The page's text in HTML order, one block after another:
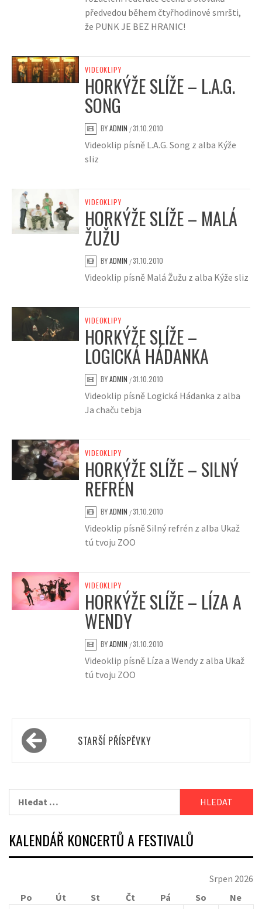
předvedou během čtyřhodinové smršti,
že PUNK JE BEZ HRANIC!
VIDEOKLIPY
HORKÝŽE SLÍŽE – L.A.G.
SONG
BYADMIN /31.10.2010
Videoklip písně L.A.G. Song z alba Kýže
sliz
VIDEOKLIPY
HORKÝŽE SLÍŽE – MALÁ
ŽUŽU
BYADMIN /31.10.2010
Videoklip písně Malá Žužu z alba Kýže sliz
VIDEOKLIPY
HORKÝŽE SLÍŽE –
LOGICKÁ HÁDANKA
BYADMIN /31.10.2010
Videoklip písně Logická Hádanka z alba
Ja chaču tebja
VIDEOKLIPY
HORKÝŽE SLÍŽE – SILNÝ
REFRÉN
BYADMIN /31.10.2010
Videoklip písně Silný refrén z alba Ukaž
tú tvoju ZOO
VIDEOKLIPY
HORKÝŽE SLÍŽE – LÍZA A
WENDY
BYADMIN /31.10.2010
Videoklip písně Líza a Wendy z alba Ukaž
tú tvoju ZOO
Navigace
pro STARŠÍ PŘÍSPĚVKY
KALENDÁŘ KONCERTŮ A FESTIVALŮ
Srpen 2026
Po
Út St Čt Pá So
Ne